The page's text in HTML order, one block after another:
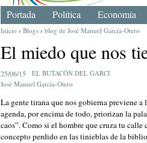
Inicio › Blogs › blog de José Manuel García-Otero
El miedo que nos
25/06/15
EL BUTACÓN DEL GARCI
José Manuel García-Otero
La gente tirana que nos gobierna previene
agenda, por encima de todo, priorizan la
caos”. Como si el hombre que cruza tu
concepto perdido en las tinieblas de la
Portada Política Economía